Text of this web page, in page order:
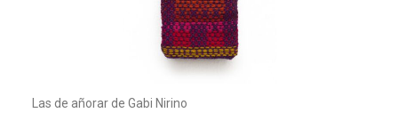
Las de añorar de Gabi Nirino